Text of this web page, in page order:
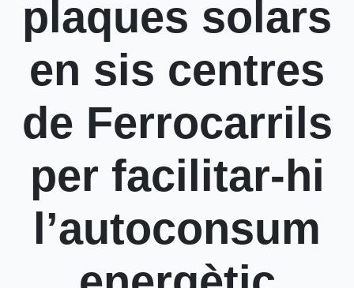
plaques solars
en sis centres
de Ferrocarrils
per facilitar-hi
l’autoconsum